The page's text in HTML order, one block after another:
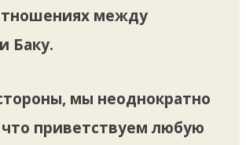
между
Баку.
мы неоднократно
приветствуем любую